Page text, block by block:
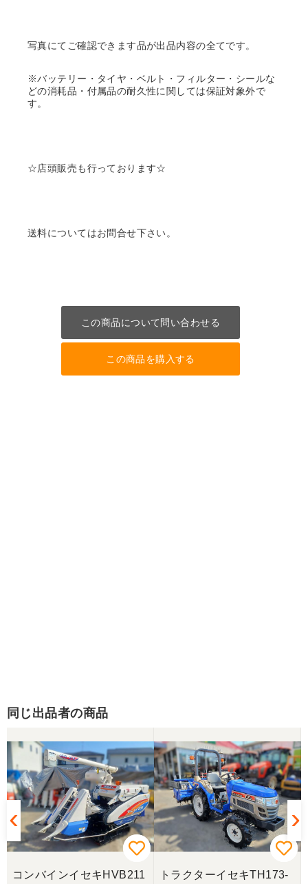
写真にてご確認できます品が出品内容の全てです。
※バッテリー・タイヤ・ベルト・フィルター・シールな
どの消耗品・付属品の耐久性に関しては保証対象外で
す。
☆店頭販売も行っております☆
送料についてはお問合せ下さい。
この商品について問い合わせる
この商品を購入する
同じ出品者の商品
コンバインイセキHVB211
トラクターイセキTH173-